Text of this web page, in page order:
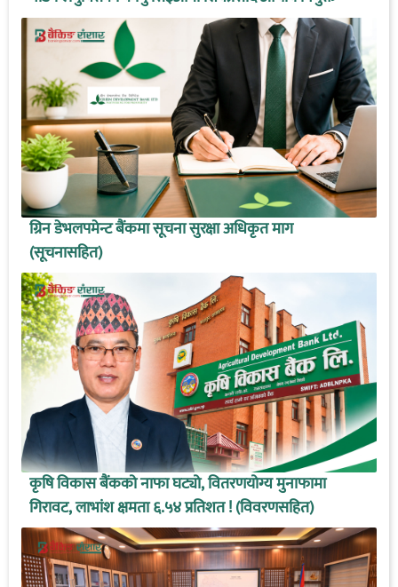
ग्रिन डेभलपमेन्ट बैंकमा सूचना सुरक्षा अधिकृत माग
(सूचनासहित)
कृषि विकास बैंकको नाफा घट्यो, वितरणयोग्य मुनाफामा
गिरावट, लाभांश क्षमता ६.५४ प्रतिशत ! (विवरणसहित)